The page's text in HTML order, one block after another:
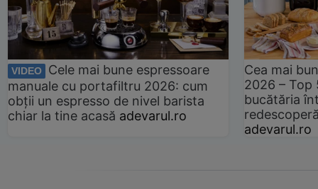
VIDEO
Cele mai bune espressoare
manuale cu portafiltru 2026: cum
obții un espresso de nivel barista
chiar la tine acasă adevarul.ro
Cea mai
2026 –
bucătăria
adevarul.ro